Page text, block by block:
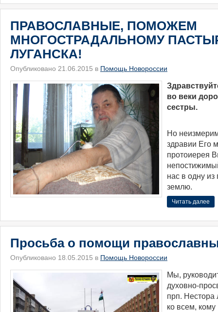
ПРАВОСЛАВНЫЕ, ПОМОЖЕМ
МНОГОСТРАДАЛЬНОМУ
ЛУГАНСКА!
Опубликовано 21.06.2015 в Помощь Новороссии
во веки
сестры.
Но
здравии Его
протоиерея
нас в одну из
землю.
Читать далее
Просьба о помощи
Опубликовано 18.05.2015 в Помощь Новороссии
Мы,
духовно-
прп. Нестора
ко всем,